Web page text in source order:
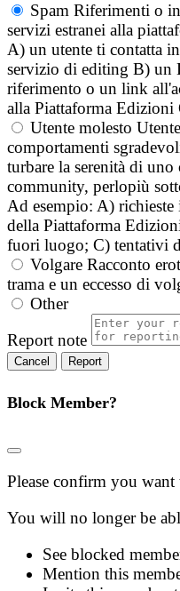
Spam Riferimenti o
servizi estranei alla
A) un utente ti contatta
servizio di editing B) un
riferimento o un link
alla Piattaforma Edizioni
Utente molesto
comportamenti
turbare la serenità di
community, perlopiù
Ad esempio: A)
della Piattaforma
fuori luogo; C) tentativi
Volgare Racconto
trama e un eccesso di
Other
Report note
Report
Block Member?
Please confirm you
You will no longer be
See blocked
Mention this